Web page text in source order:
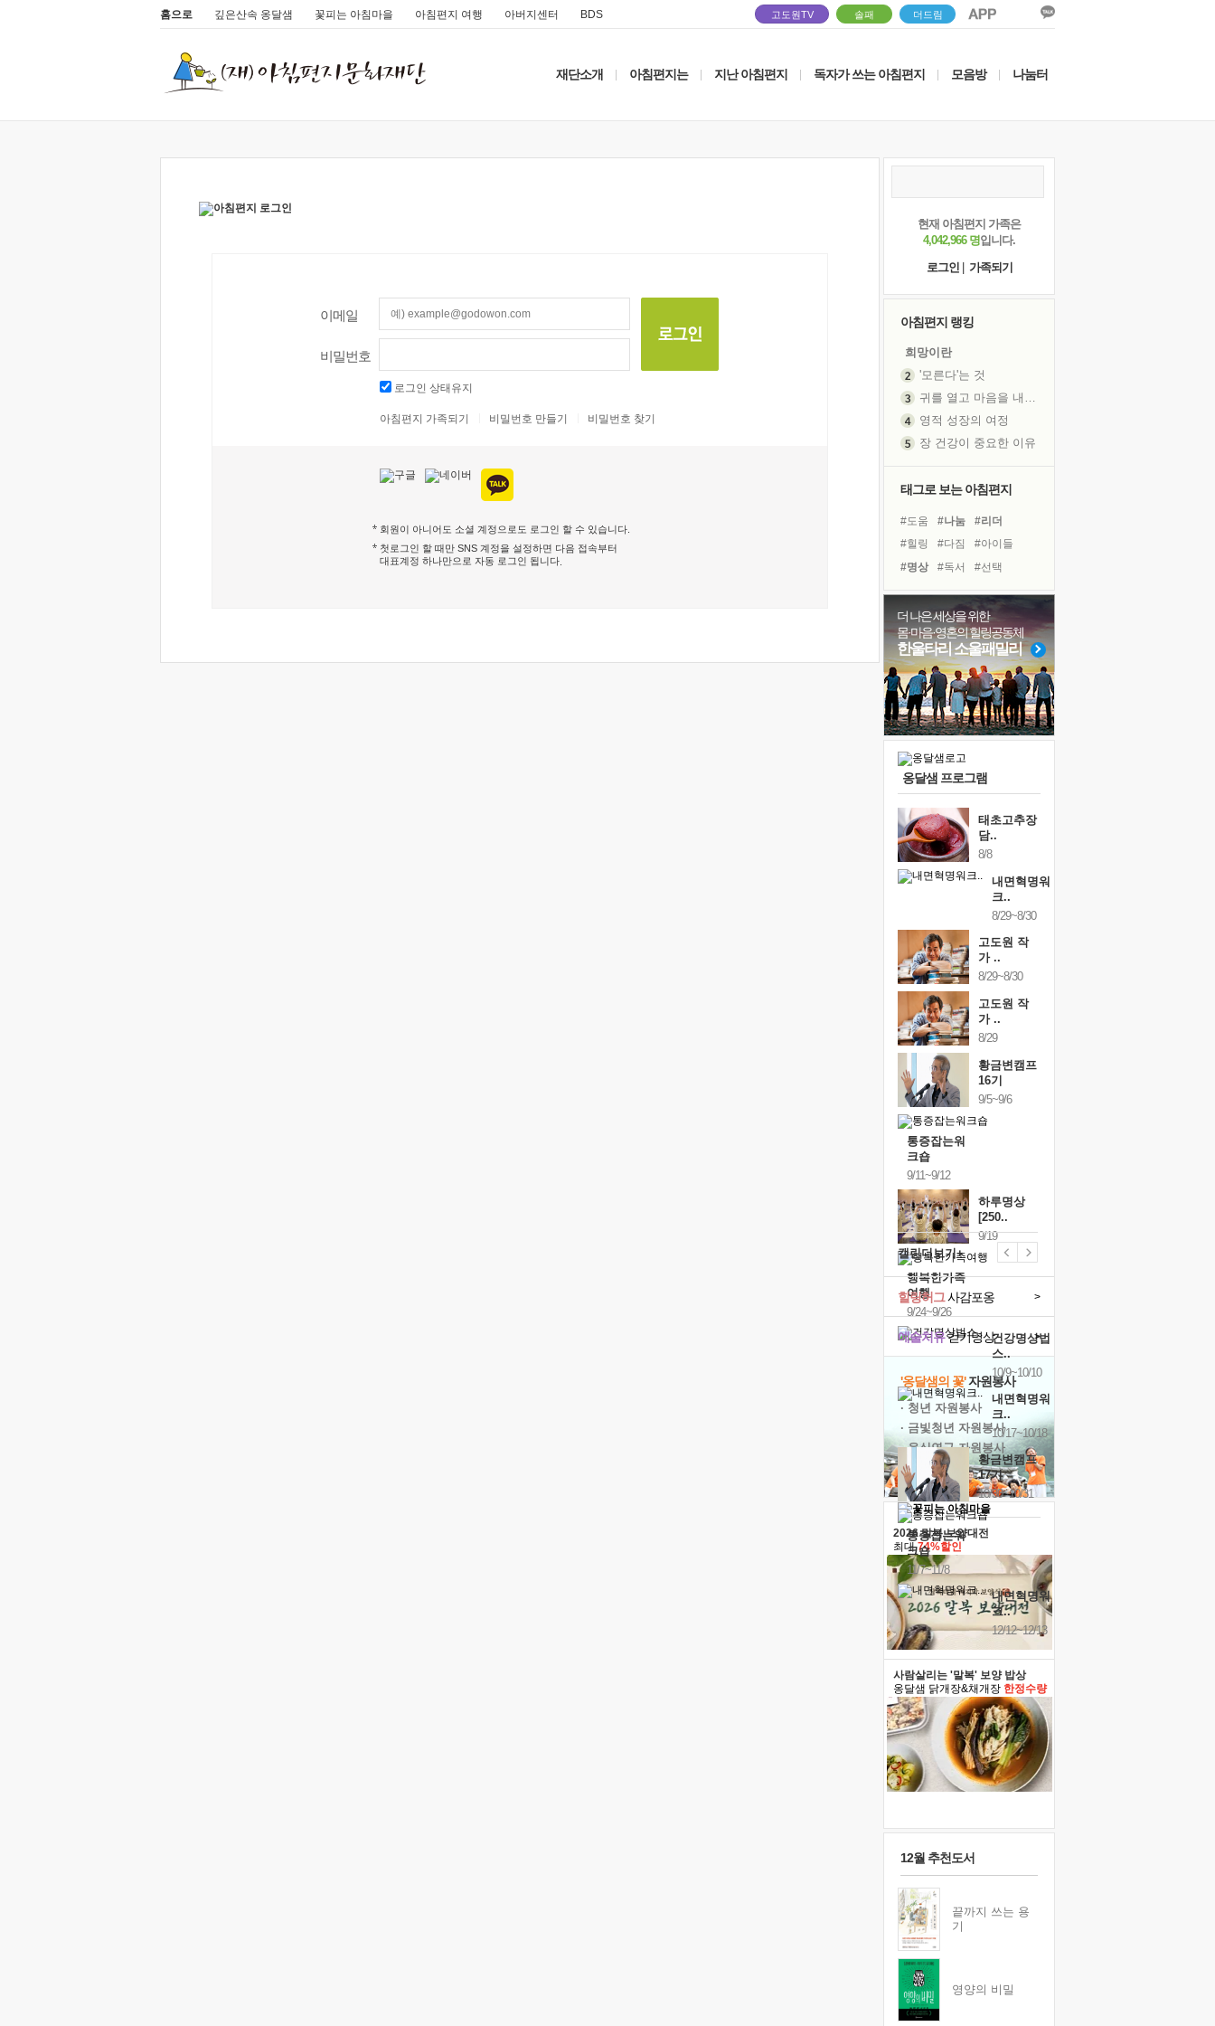
홈으로 깊은산속 옹달샘 꽃피는 아침마을 아침편지 여행 아버지센터 BDS 고도원TV 솔패 더드림
재단소개 아침편지는 지난 아침편지 독자가 쓰는 아침편지 모음방 나눔터
이메일
비밀번호
로그인 상태유지
아침편지 가족되기 비밀번호 만들기 비밀번호 찾기
회원이 아니어도 소셜 계정으로도 로그인 할 수 있습니다.
첫로그인 할 때만 SNS 계정을 설정하면 다음 접속부터
대표계정 하나만으로 자동 로그인 됩니다
현재 아침편지 가족은
4,042,966 명입니다.
로그인
가족되기
아침편지 랭킹
희망이란
'모른다'는 것
귀를 열고 마음을 내어주고
영적 성장의 여정
장 건강이 중요한 이유
흙이 된 몸으로 출근하는 여자
꿈이 실제가 되는 것
'말 타는 법'을 먼저
졸업식 사진을 보며
아픈 아버지를 위한 공간 설계
극심한 변비, 어깨결림, 수면 장애
보고 싶은 어머니
유년 시절의 부산 영도 바다
못된 꼰대들
거울 속의 나
태그로 보는 아침편지
#도움 #나눔
#리더
#힐링
#다짐
#아이들
#명상
#독서
#선택
#바이러스
#링컨학교
#친구
#건강
#극복
#위기
#희망
#계획
#독서캠프
#면역력
#유튜브
#비전캠프
더 나은 세상을 위한
몸·마음·영혼의 힐링공동체
한울타리 소울패밀리
옹달샘 프로그램
태초고추장
담..
8/8
내면혁명워
크..
8/29~8/30
고도원 작
가 ..
8/29~8/30
고도원 작
가 ..
8/29
황금변캠프
16기
9/5~9/6
통증잡는워
크숍
9/11~9/12
하루명상
[250..
9/19
행복한가족
여행
9/24~9/26
건강명상법
스..
10/9~10/10
내면혁명워
크..
10/17~10/18
황금변캠프
17기
10/30~10/31
통증잡는워
크숍
11/7~11/8
내면혁명워
크..
12/12~12/13
캘린더보기+
예술치유걷기명상 >
힐링허그사감포옹 >
'옹달샘의 꽃'자원봉사
· 청년 자원봉사
· 금빛청년 자원봉사
· 음식연구 자원봉사
2026 말복 보양대전
최대74%할인
사람살리는 '말복' 보양 밥상
옹달샘 닭개장&채개장 한정수량
12월 추천도서
끝까지 쓰는 용
기
영양의 비밀